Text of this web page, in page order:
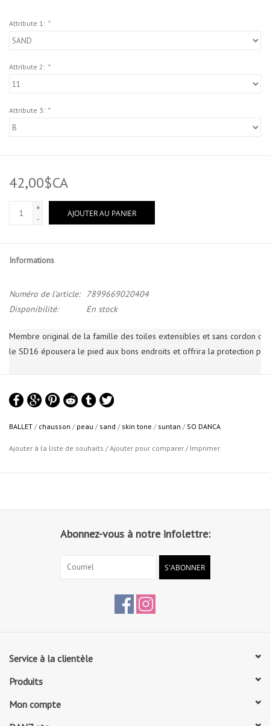
Attribute 1: *
Attribute 2: *
Attribute 3: *
42,00$CA
+
-
AJOUTER AU PANIER
Informations
Numéro de l'article:
7899669020404
Disponibilité:
En stock
Membre original de la famille des toiles extensibles et sans cordon
le SD16 épousera le pied aux bons endroits et offrira la protection
BALLET / chausson / peau / sand / skin tone / suntan / SO DANCA
Ajouter à la liste de souhaits /Ajouter pour comparer / Imprimer
Abonnez-vous à notre infolettre:
S'ABONNER
Service à la clientèle
Produits
Mon compte